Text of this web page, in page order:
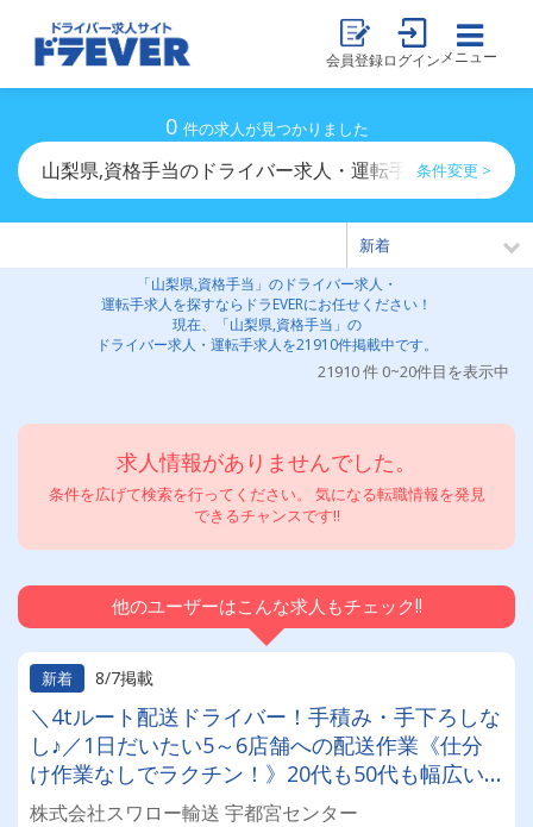
会員登録ログイン メニュー
0 件の求人が見つかりました
山梨県,資格手当のドライバー求人・運転手求人一覧
条件変更 >
「山梨県,資格手当」のドライバー求人・
運転手求人を探すならドラEVERにお任せください！
現在、「山梨県,資格手当」の
ドライバー求人・運転手求人を21910件掲載中です。
21910 件 0~20件目を表示中
求人情報がありませんでした。
条件を広げて検索を行ってください。 気になる転職情報を発見
できるチャンスです!!
他のユーザーはこんな求人もチェック!!
新着 8/7掲載
＼4tルート配送ドライバー！手積み・手下ろしな
し♪／1日だいたい5～6店舗への配送作業《仕分
け作業なしでラクチン！》20代も50代も幅広い
年齢層が活躍中♪学歴不問！
株式会社スワロー輸送 宇都宮センター